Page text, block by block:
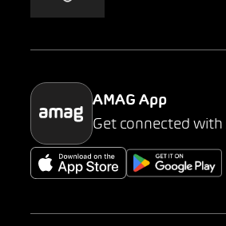
Parking
AMAG App
Get connected with